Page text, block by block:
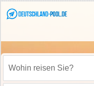
Wohin reisen Sie?